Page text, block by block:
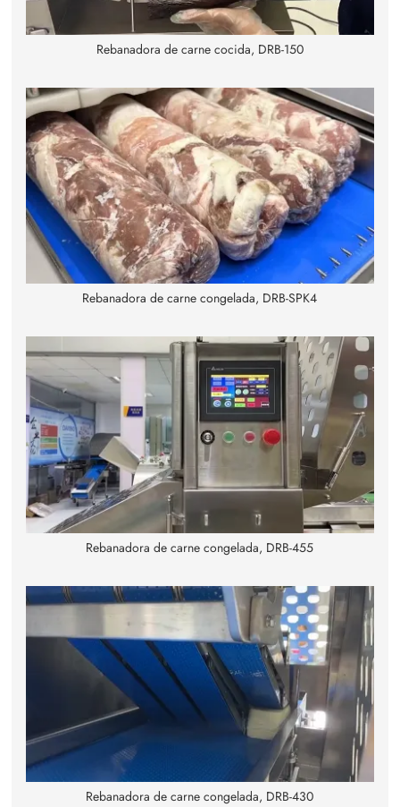
Rebanadora de carne cocida, DRB-150
Rebanadora de carne congelada, DRB-SPK4
Rebanadora de carne congelada, DRB-455
Rebanadora de carne congelada, DRB-430